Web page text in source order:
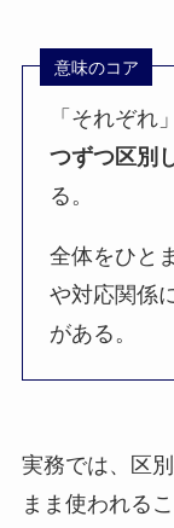
意味のコア
「それぞれ
つずつ区別
る。
全体をひと
や対応関係
がある。
実務では、区
まま使われる